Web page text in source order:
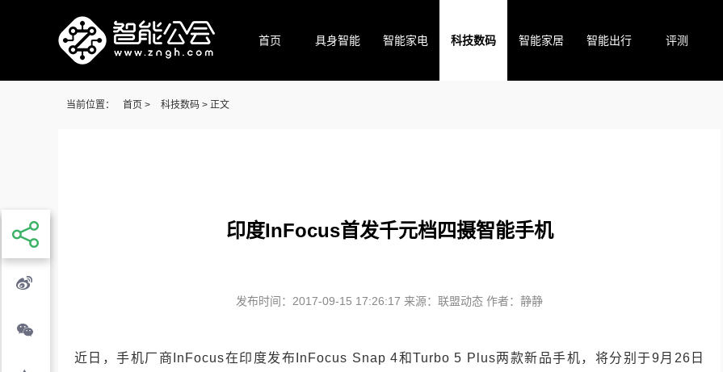
首页 具身智能 智能家电 科技数码 智能家居 智能出行 评测
当前位置： 首页 > 科技数码 > 正文
印度InFocus首发千元档四摄智能手机
发布时间：2017-09-15 17:26:17 来源：联盟动态 作者：静静
近日，手机厂商InFocus在印度发布InFocus Snap 4和Turbo 5 Plus两款新品手机，将分别于9月26日